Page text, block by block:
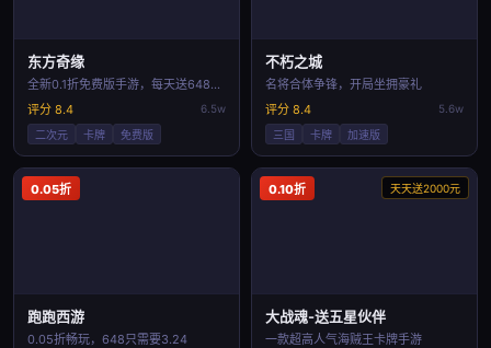
东方奇缘
全新0.1折免费版手游，每天送6480代金
评分 8.4
6.5w
二次元
卡牌 免费版
不朽之城
名将合体争锋，开局坐拥豪礼
评分 8.4
5.6w
三国
卡牌 加速版
0.05折
跑跑西游
0.05折畅玩，648只需要3.24
0.10折 天天送2000元
大战魂-送五星伙伴
一款超高人气海贼王卡牌手游